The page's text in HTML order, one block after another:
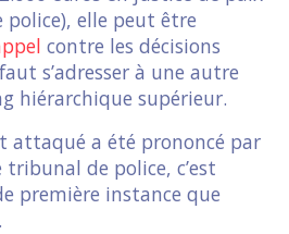
elle peut être
contre les décisions
s’adresser à une autre
hiérarchique supérieur.
attaqué a été prononcé par
tribunal de police, c’est
première instance que